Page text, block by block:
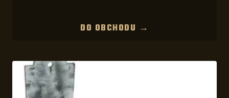
DO OBCHODU →